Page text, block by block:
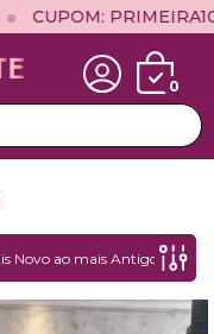
CUPOM: PRIMEIRA10
0